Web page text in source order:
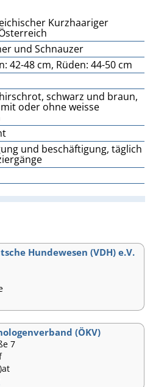
Kurzhaariger
und Schnauzer
42-48 cm, Rüden: 44-50 cm
schwarz und braun,
oder ohne weisse
und beschäftigung, täglich
Hundewesen (VDH) e.V.
(ÖKV)
7